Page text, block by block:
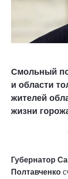
Смольный
и области
жителей
жизни
Губернатор
Полтавченко